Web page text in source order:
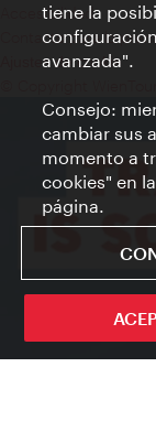
Accesibilidad
Contacto para la
Ajustes de cookie
tiene la
avanzada".
Consejo:
cambiar sus
momento a
cookies" en
página.